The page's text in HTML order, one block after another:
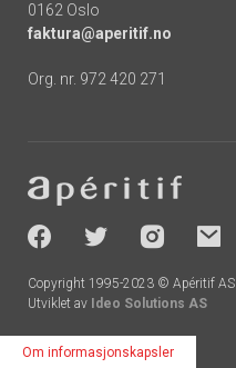
0162 Oslo
faktura@aperitif.no
Org. nr. 972 420 271
-
socials
Copyright 1995-2023 © Apéritif AS
Utviklet av Ideo Solutions AS
Om informasjonskapsler